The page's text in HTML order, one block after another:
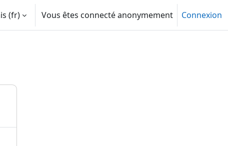
‎(fr)‎ Vous êtes connecté anonymement Connexion